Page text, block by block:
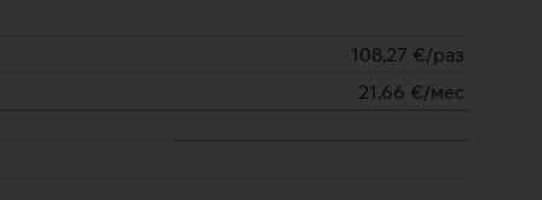
108,27 €/раз
21,66 €/мес